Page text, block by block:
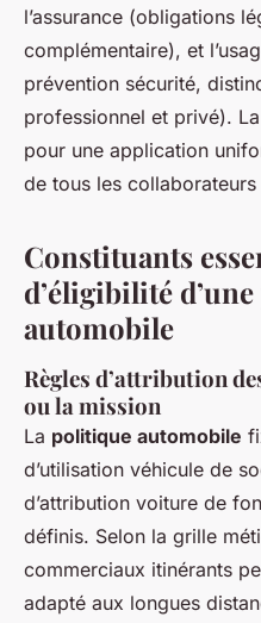
l’assurance (obligations
complémentaire), et
prévention sécurité,
professionnel et privé).
pour une application
de tous les
Constituants
d’éligibilité
automobile
Règles d’attribution
ou la mission
La politique automobile
d’utilisation véhicule de
d’attribution voiture de
définis. Selon la grille
commerciaux itinérants
adapté aux longues